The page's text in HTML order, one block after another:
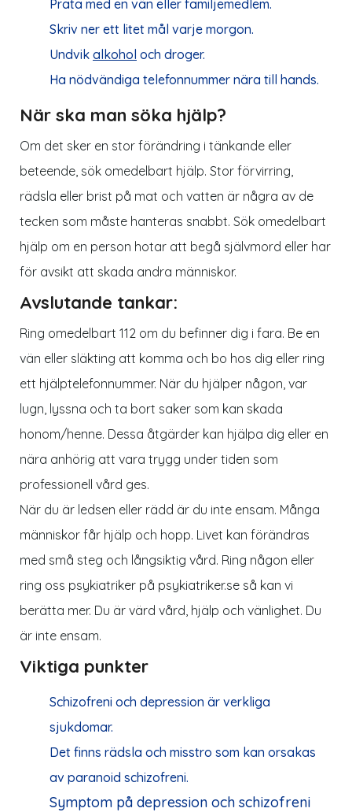
Prata med en vän eller familjemedlem.
Skriv ner ett litet mål varje morgon.
Undvik alkohol och droger.
Ha nödvändiga telefonnummer nära till hands.
När ska man söka hjälp?
Om det sker en stor förändring i tänkande eller
beteende, sök omedelbart hjälp. Stor förvirring,
rädsla eller brist på mat och vatten är några av de
tecken som måste hanteras snabbt. Sök omedelbart
hjälp om en person hotar att begå självmord eller har
för avsikt att skada andra människor.
Avslutande tankar:
Ring omedelbart 112 om du befinner dig i fara. Be en
vän eller släkting att komma och bo hos dig eller ring
ett hjälptelefonnummer. När du hjälper någon, var
lugn, lyssna och ta bort saker som kan skada
honom/henne. Dessa åtgärder kan hjälpa dig eller en
nära anhörig att vara trygg under tiden som
professionell vård ges.
När du är ledsen eller rädd är du inte ensam. Många
människor får hjälp och hopp. Livet kan förändras
med små steg och långsiktig vård. Ring någon eller
ring oss psykiatriker på psykiatriker.se så kan vi
berätta mer. Du är värd vård, hjälp och vänlighet. Du
är inte ensam.
Viktiga punkter
Schizofreni och depression är verkliga
sjukdomar.
Det finns rädsla och misstro som kan orsakas
av paranoid schizofreni.
Symptom på depression och schizofreni